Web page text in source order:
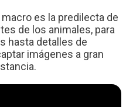
es la predilecta de
de los animales, para
hasta detalles de
imágenes a gran